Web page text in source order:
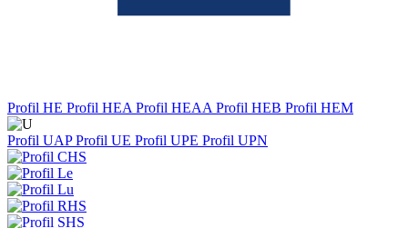
Profil HE Profil HEA Profil HEAA Profil HEB Profil HEM
Profil UAPProfil UE Profil UPE Profil UPN